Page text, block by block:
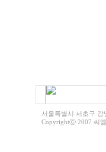
서울특별시 서초구
Copyrightⓒ 2007 씨엠